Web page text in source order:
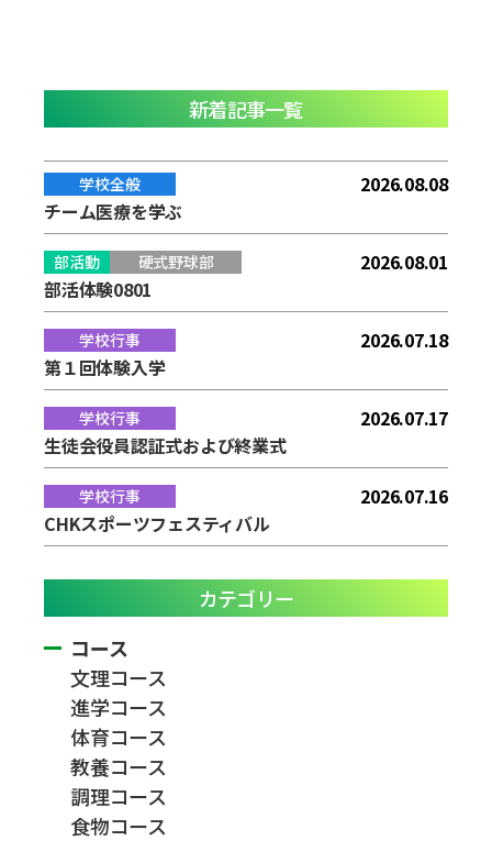
新着記事一覧
学校全般
2026.08.08
チーム医療を学ぶ
部活動 硬式野球部
2026.08.01
部活体験0801
学校行事
2026.07.18
第１回体験入学
学校行事
2026.07.17
生徒会役員認証式および終業式
学校行事
2026.07.16
CHKスポーツフェスティバル
カテゴリー
コース
文理コース
進学コース
体育コース
教養コース
調理コース
食物コース